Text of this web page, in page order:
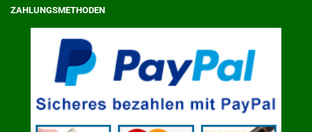
ZAHLUNGSMETHODEN